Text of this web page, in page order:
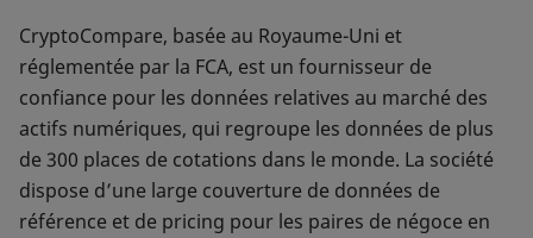
CryptoCompare, basée au Royaume-Uni et
réglementée par la FCA, est un fournisseur de
confiance pour les données relatives au marché des
actifs numériques, qui regroupe les données de plus
de 300 places de cotations dans le monde. La société
dispose d’une large couverture de données de
référence et de pricing pour les paires de négoce en